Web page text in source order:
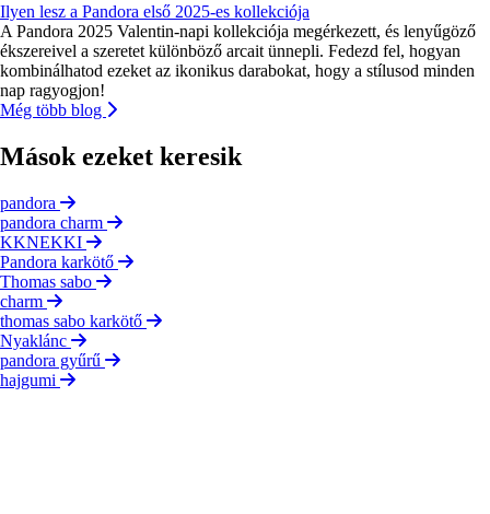
Ilyen lesz a Pandora első 2025-es kollekciója
A Pandora 2025 Valentin-napi kollekciója megérkezett, és lenyűgöző
ékszereivel a szeretet különböző arcait ünnepli. Fedezd fel, hogyan
kombinálhatod ezeket az ikonikus darabokat, hogy a stílusod minden
nap ragyogjon!
Még több blog
Mások ezeket keresik
pandora
pandora charm
KKNEKKI
Pandora karkötő
Thomas sabo
charm
thomas sabo karkötő
Nyaklánc
pandora gyűrű
hajgumi